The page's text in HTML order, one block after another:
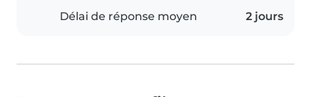
Délai de réponse moyen 2 jours